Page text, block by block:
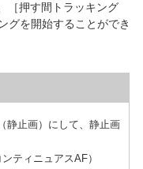
［押す間トラッキング
グを開始することができ
（静止画）にして、静止画
ティニュアスAF）